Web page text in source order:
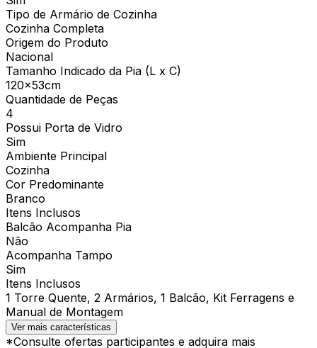
Tipo de Armário de Cozinha
Cozinha Completa
Origem do Produto
Nacional
Tamanho Indicado da Pia (L x C)
120x53cm
Quantidade de Peças
4
Possui Porta de Vidro
Sim
Ambiente Principal
Cozinha
Cor Predominante
Branco
Itens Inclusos
Balcão Acompanha Pia
Não
Acompanha Tampo
Sim
Itens Inclusos
1 Torre Quente, 2 Armários, 1 Balcão, Kit Ferragens e
Manual de Montagem
Ver mais características
*Consulte ofertas participantes e adquira mais